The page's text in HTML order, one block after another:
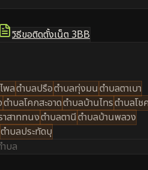
วิธีขอติดตั้งเน็ต 3BB
พลตำบลปรือตำบลทุ่งมนตำบลตาเบา
ตำบลโคกสะอาดตำบลบ้านไทรตำบลโช
สาททนงตำบลตานีตำบลบ้านพลวง
ตำบลประทัดบุ
บล